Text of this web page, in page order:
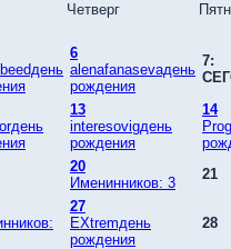
Четверг
6
alenafanasevaдень
рождения
7:
13
interesovigдень
рождения
14
20
Именинников: 3
21
27
EXtremдень
рождения
28